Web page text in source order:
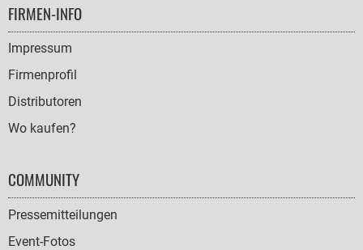
FOOTER
NAVIGATION
FIRMEN-INFO
Impressum
Firmenprofil
Distributoren
Wo kaufen?
COMMUNITY
Pressemitteilungen
Event-Fotos